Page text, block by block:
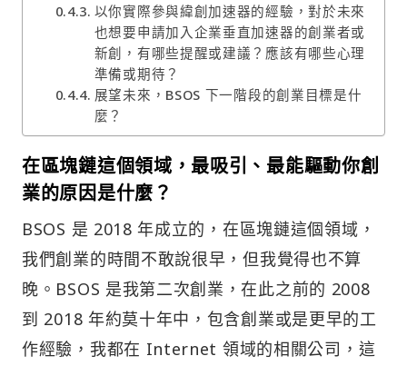
以你實際參與緯創加速器的經驗，對於未來
也想要申請加入企業垂直加速器的創業者或
新創，有哪些提醒或建議？應該有哪些心理
準備或期待？
展望未來，BSOS 下一階段的創業目標是什
麼？
在區塊鏈這個領域，最吸引、最能驅動你創
業的原因是什麼？
BSOS 是 2018 年成立的，在區塊鏈這個領域，
我們創業的時間不敢說很早，但我覺得也不算
晚。BSOS 是我第二次創業，在此之前的 2008
到 2018 年約莫十年中，包含創業或是更早的工
作經驗，我都在 Internet 領域的相關公司，這